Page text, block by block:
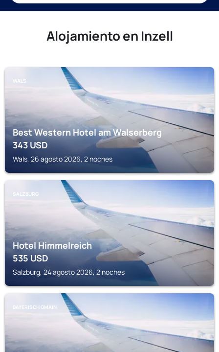
Alojamiento en Inzell
WALS
Best Western Hotel am Walserberg
343USD
Wals, 26 agosto 2026, 2 noches
SALZBURG
Hotel Himmelreich
535USD
Salzburg, 24 agosto 2026, 2 noches
BAYERISCH GMAIN